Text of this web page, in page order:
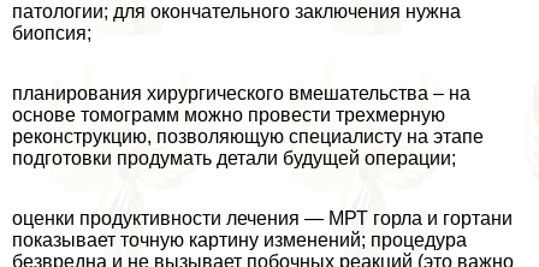
патологии; для окончательного заключения нужна
биопсия;
планирования хирургического вмешательства – на
основе томограмм можно провести трехмерную
реконструкцию, позволяющую специалисту на этапе
подготовки продумать детали будущей операции;
оценки продуктивности лечения — МРТ горла и гортани
показывает точную картину изменений; процедypa
безвредна и не вызывает побочных реакций (это важно